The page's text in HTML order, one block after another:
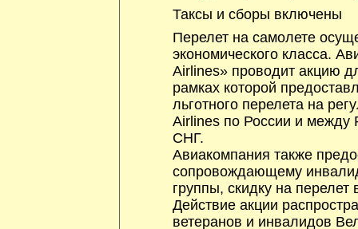
Таксы и сборы включены
Перелет на самолете
экономического класса.
Airlines» проводит акцию
рамках которой
льготного перелета на
Airlines по России и между
СНГ.
Авиакомпания также
сопровождающему
группы, скидку на перелет
Действие акции
ветеранов и инвалидов